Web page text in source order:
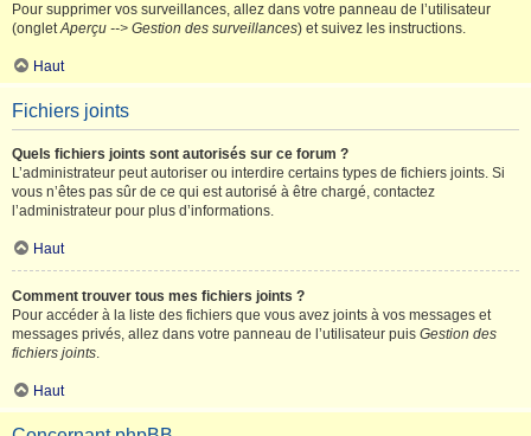
Pour supprimer vos surveillances, allez dans votre panneau de l’utilisateur
(ongletAperçu --> Gestion des surveillances) et suivez les instructions.
Haut
Fichiers joints
Quels fichiers joints sont autorisés sur ce forum ?
L’administrateur peut autoriser ou interdire certains types de fichiers joints. Si
vous n’êtes pas sûr de ce qui est autorisé à être chargé, contactez
l’administrateur pour plus d’informations.
Haut
Comment trouver tous mes fichiers joints ?
Pour accéder à la liste des fichiers que vous avez joints à vos messages et
messages privés, allez dans votre panneau de l’utilisateur puis Gestion des
fichiers joints.
Haut